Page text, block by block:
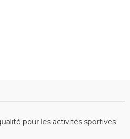
pour les activités sportives